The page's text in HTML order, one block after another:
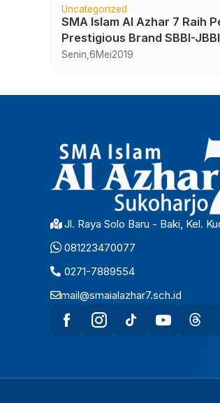
Uncategorized
Petunjuk Pelaksanaan Try
Nasional 2021
Kamis,12Agustus
Jl. Raya Solo Baru - Baki, Kel.
081223470077
0271-7889554
mail@smaialazhar7.sch.id